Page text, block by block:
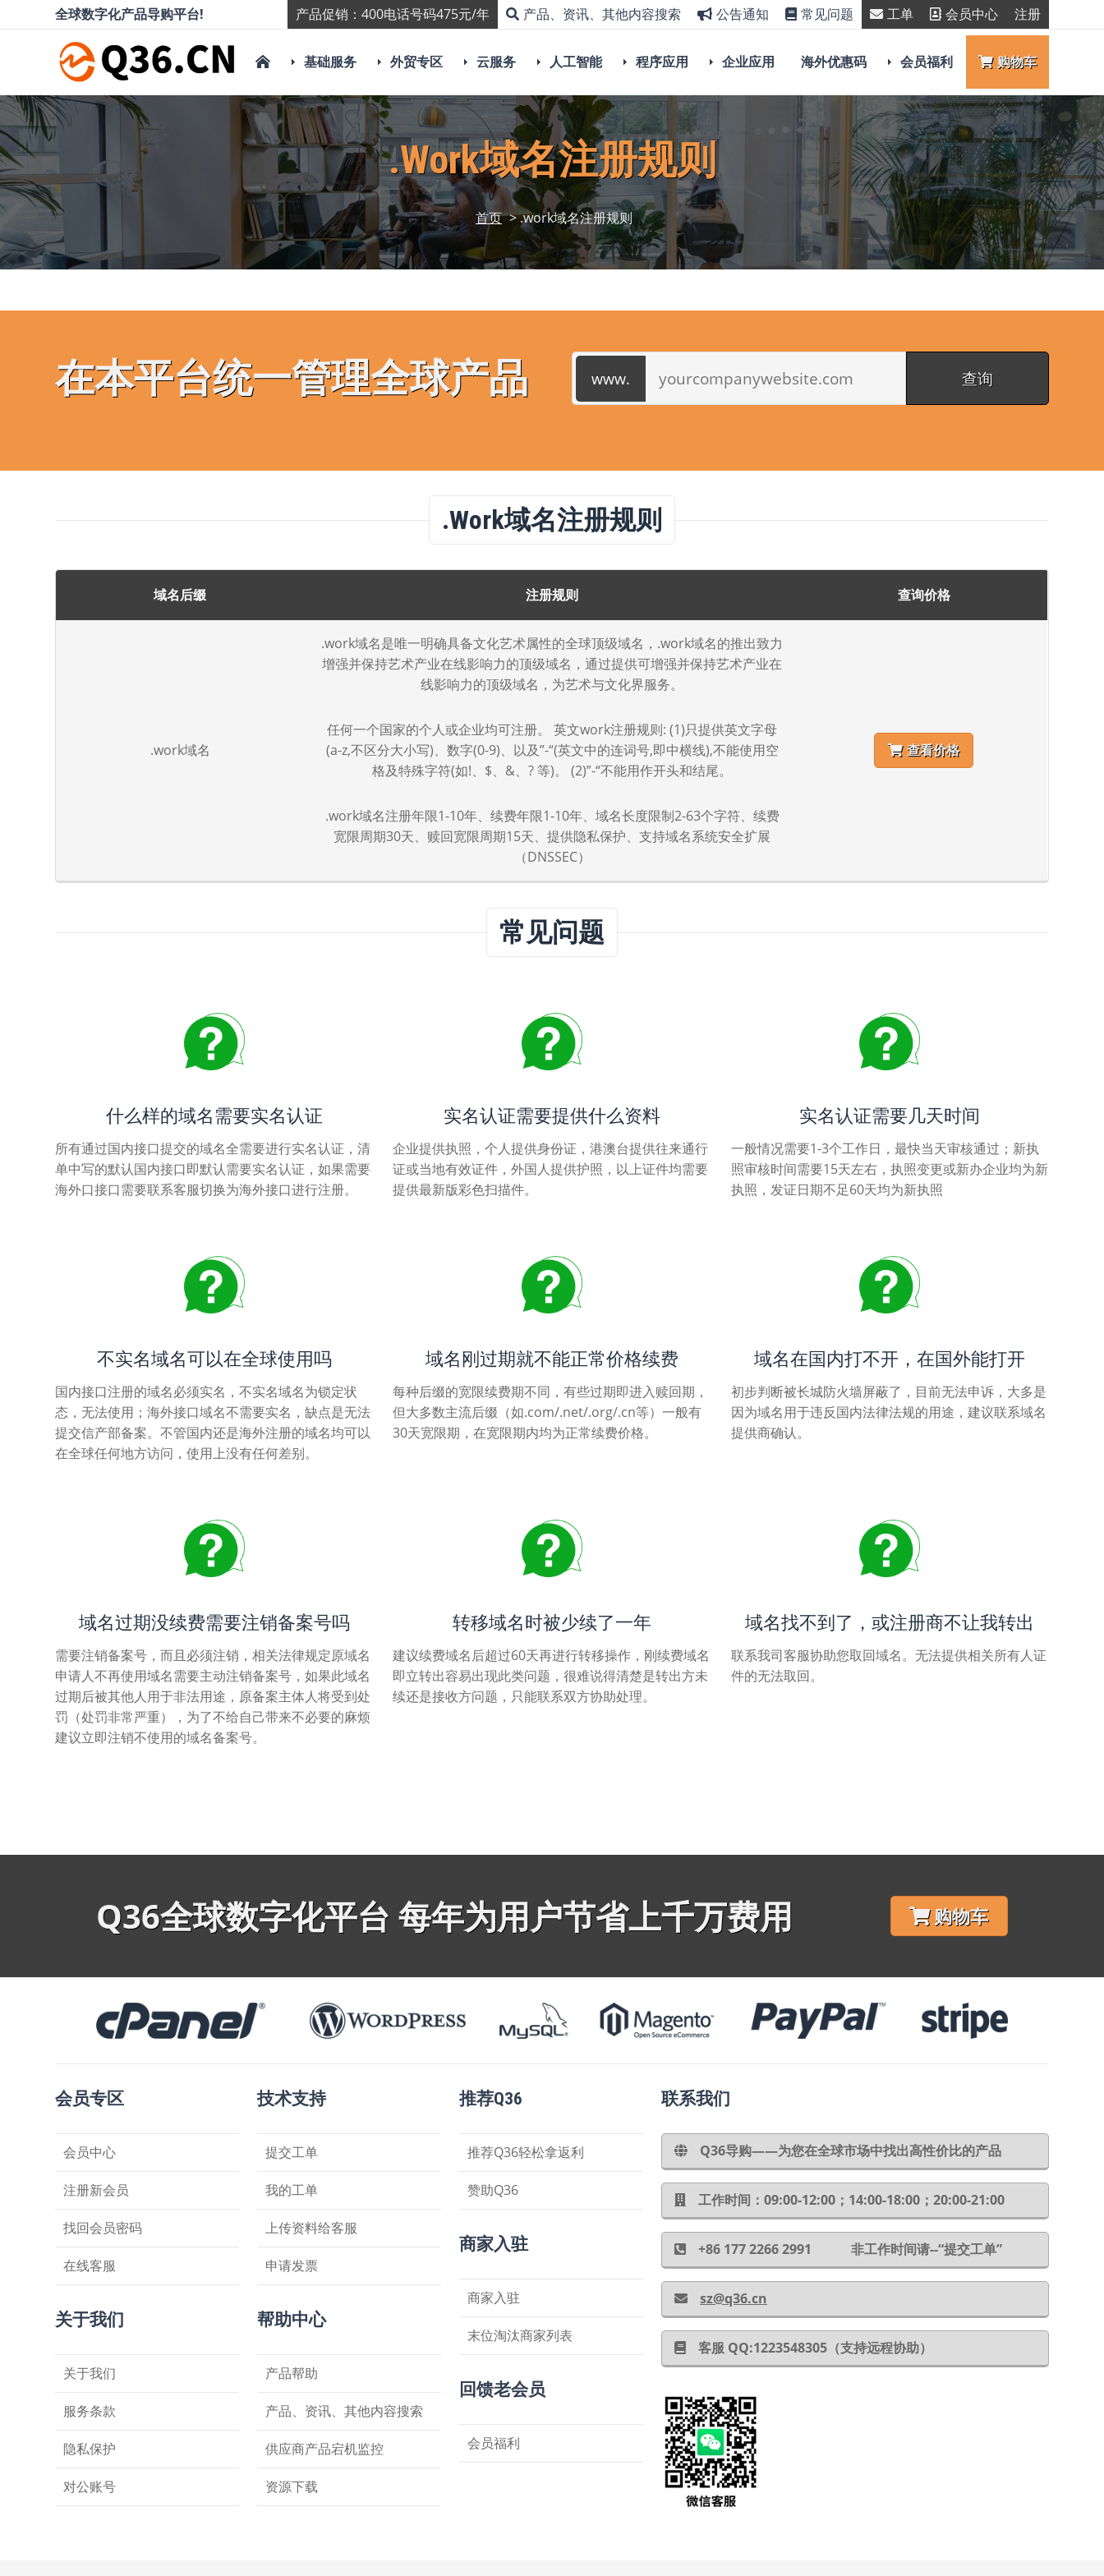
全球数字化产品导购平台! 产品促销：400电话号码475元/年 产品、资讯、其他内容搜索 公告通知 常见问题 工单 会员中心 注册
基础服务 外贸专区 云服务 人工智能 程序应用 企业应用 海外优惠码 会员福利 购物车
.work域名注册规则
首页 > .work域名注册规则
在本平台统一管理全球产品
.work域名注册规则
域名后缀 注册规则 查询价格
.work域名
.work域名是唯一明确具备文化艺术属性的全球顶级域名，.work域名的推出致力
增强并保持艺术产业在线影响力的顶级域名，通过提供可增强并保持艺术产业在
线影响力的顶级域名，为艺术与文化界服务。
任何一个国家的个人或企业均可注册。 英文work注册规则: (1)只提供英文字母
(a-z,不区分大小写)、数字(0-9)、以及”-“(英文中的连词号,即中横线),不能使用空
格及特殊字符(如!、$、&、? 等)。 (2)”-“不能用作开头和结尾。
.work域名注册年限1-10年、续费年限1-10年、域名长度限制2-63个字符、续费
宽限周期30天、赎回宽限周期15天、提供隐私保护、支持域名系统安全扩展
（DNSSEC）
查看价格
常见问题
什么样的域名需要实名认证
所有通过国内接口提交的域名全需要进行实名认证，清
单中写的默认国内接口即默认需要实名认证，如果需要
海外口接口需要联系客服切换为海外接口进行注册。
实名认证需要提供什么资料
企业提供执照，个人提供身份证，港澳台提供往来通行
证或当地有效证件，外国人提供护照，以上证件均需要
提供最新版彩色扫描件。
实名认证需要几天时间
一般情况需要1-3个工作日，最快当天审核通过；新执
照审核时间需要15天左右，执照变更或新办企业均为新
执照，发证日期不足60天均为新执照
不实名域名可以在全球使用吗
国内接口注册的域名必须实名，不实名域名为锁定状
态，无法使用；海外接口域名不需要实名，缺点是无法
提交信产部备案。不管国内还是海外注册的域名均可以
在全球任何地方访问，使用上没有任何差别。
域名刚过期就不能正常价格续费
每种后缀的宽限续费期不同，有些过期即进入赎回期，
但大多数主流后缀（如.com/.net/.org/.cn等）一般有
30天宽限期，在宽限期内均为正常续费价格。
域名在国内打不开，在国外能打开
初步判断被长城防火墙屏蔽了，目前无法申诉，大多是
因为域名用于违反国内法律法规的用途，建议联系域名
提供商确认。
域名过期没续费需要注销备案号吗
需要注销备案号，而且必须注销，相关法律规定原域名
申请人不再使用域名需要主动注销备案号，如果此域名
过期后被其他人用于非法用途，原备案主体人将受到处
罚（处罚非常严重），为了不给自己带来不必要的麻烦
建议立即注销不使用的域名备案号。
转移域名时被少续了一年
建议续费域名后超过60天再进行转移操作，刚续费域名
即立转出容易出现此类问题，很难说得清楚是转出方未
续还是接收方问题，只能联系双方协助处理。
域名找不到了，或注册商不让我转出
联系我司客服协助您取回域名。无法提供相关所有人证
件的无法取回。
Q36全球数字化平台 每年为用户节省上千万费用 购物车
会员专区
会员中心
注册新会员
找回会员密码
在线客服
关于我们
关于我们
服务条款
隐私保护
对公账号
技术支持
提交工单
我的工单
上传资料给客服
申请发票
帮助中心
产品帮助
产品、资讯、其他内容搜索
供应商产品宕机监控
资源下载
推荐Q36
推荐Q36轻松拿返利
赞助Q36
商家入驻
商家入驻
末位淘汰商家列表
回馈老会员
会员福利
联系我们
Q36导购——为您在全球市场中找出高性价比的产品
工作时间：09:00-12:00；14:00-18:00；20:00-21:00
+86 177 2266 2991 非工作时间请--“提交工单”
sz@q36.cn
客服 QQ:1223548305（支持远程协助）